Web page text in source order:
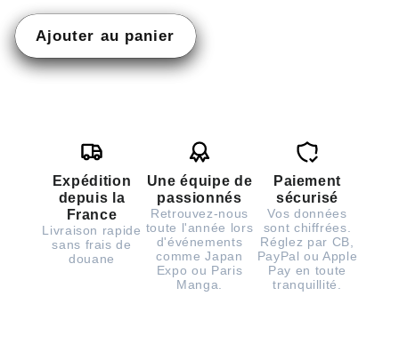
habituel
Ajouter au panier
Expédition
depuis la
France
Livraison rapide
sans frais de
douane
Une équipe de
passionnés
Retrouvez-nous
toute l'année lors
d'événements
comme Japan
Expo ou Paris
Manga.
Paiement
sécurisé
Vos données
sont chiffrées.
Réglez par CB,
PayPal ou Apple
Pay en toute
tranquillité.